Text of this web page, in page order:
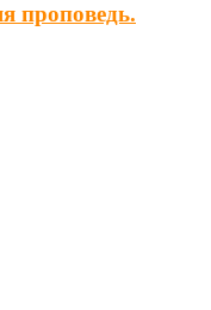
проповедь.